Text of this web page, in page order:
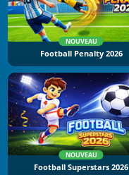
NOUVEAU
Football Penalty 2026
NOUVEAU
Football Superstars 2026